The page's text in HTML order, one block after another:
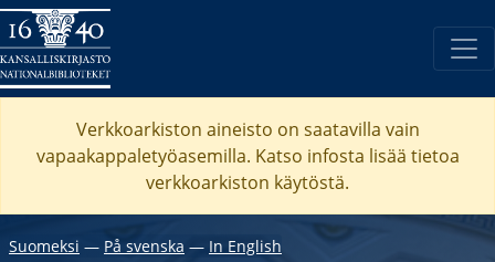
Verkkoarkiston aineisto on saatavilla vain
vapaakappaletyöasemilla. Katso infosta lisää tietoa
verkkoarkiston käytöstä.
Suomeksi ― På svenska ― In English